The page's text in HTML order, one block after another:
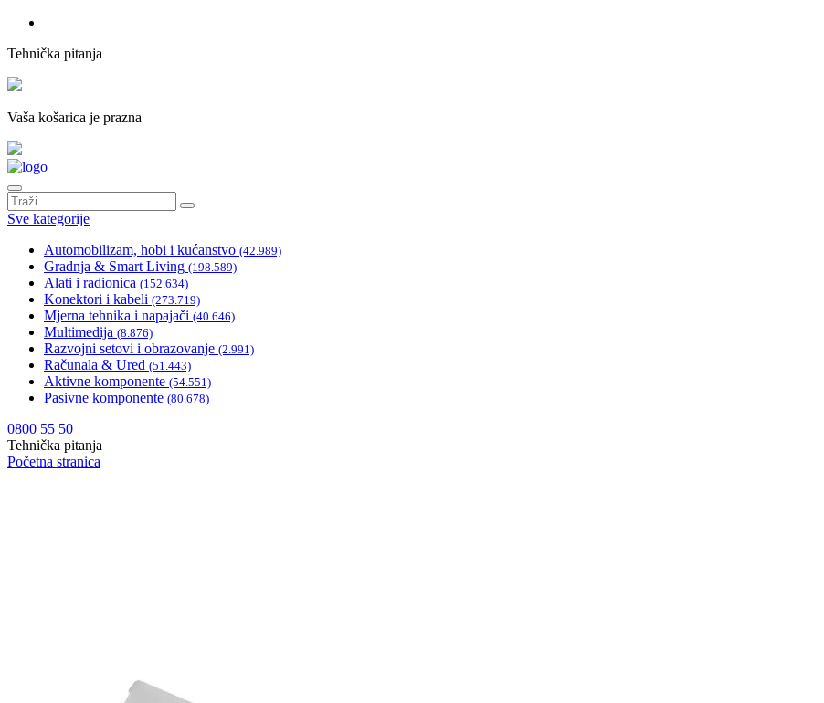
Tehnička pitanja
Vaša košarica je prazna
Sve kategorije
Automobilizam, hobi i kućanstvo (42.989)
Gradnja & Smart Living (198.589)
Alati i radionica (152.634)
Konektori i kabeli (273.719)
Mjerna tehnika i napajači (40.646)
Multimedija (8.876)
Razvojni setovi i obrazovanje (2.991)
Računala & Ured (51.443)
Aktivne komponente (54.551)
Pasivne komponente (80.678)
0800 55 50
Tehnička pitanja
Početna stranica